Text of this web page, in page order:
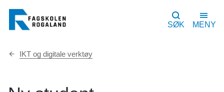
SØK MENY
Du
IKT og digitale verktøy